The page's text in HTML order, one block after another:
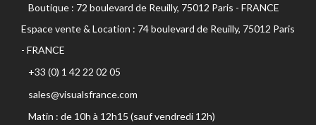
Boutique : 72 boulevard de Reuilly, 75012 Paris - FRANCE
Espace vente & Location : 74 boulevard de Reuilly, 75012 Paris
- FRANCE
+33 (0) 1 42 22 02 05
sales@visualsfrance.com
Matin : de 10h à 12h15 (sauf vendredi 12h)